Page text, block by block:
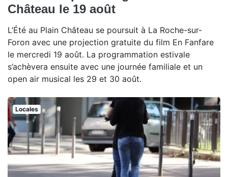
Château le 19 août
L’Été au Plain Château se poursuit à La Roche-sur-
Foron avec une projection gratuite du film En Fanfare
le mercredi 19 août. La programmation estivale
s’achèvera ensuite avec une journée familiale et un
open air musical les 29 et 30 août.
Locales